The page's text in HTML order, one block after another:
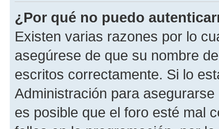
¿Por qué no puedo
Existen varias razones por lo
asegúrese de que su nombre
escritos correctamente. Si lo
Administración para
es posible que el foro esté mal